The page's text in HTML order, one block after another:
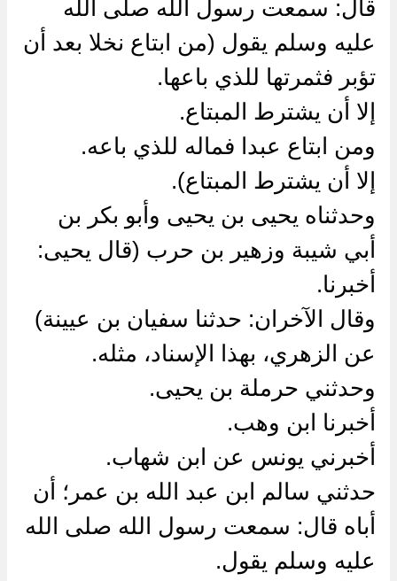
قال: سمعت رسول الله صلى الله
عليه وسلم يقول (من ابتاع نخلا بعد أن
تؤبر فثمرتها للذي باعها.
إلا أن يشترط المبتاع.
ومن ابتاع عبدا فماله للذي باعه.
إلا أن يشترط المبتاع).
وحدثناه يحيى بن يحيى وأبو بكر بن
أبي شيبة وزهير بن حرب (قال يحيى:
أخبرنا.
وقال الآخران: حدثنا سفيان بن عيينة)
عن الزهري، بهذا الإسناد، مثله.
وحدثني حرملة بن يحيى.
أخبرنا ابن وهب.
أخبرني يونس عن ابن شهاب.
حدثني سالم ابن عبد الله بن عمر؛ أن
أباه قال: سمعت رسول الله صلى الله
عليه وسلم يقول.